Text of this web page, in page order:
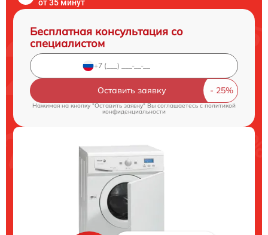
от 35 минут
Бесплатная консультация со
специалистом
Оставить заявку
Нажимая на кнопку "Оставить заявку" Вы соглашаетесь cполитикой
конфиденциальности